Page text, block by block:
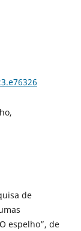
de
espelho”, de